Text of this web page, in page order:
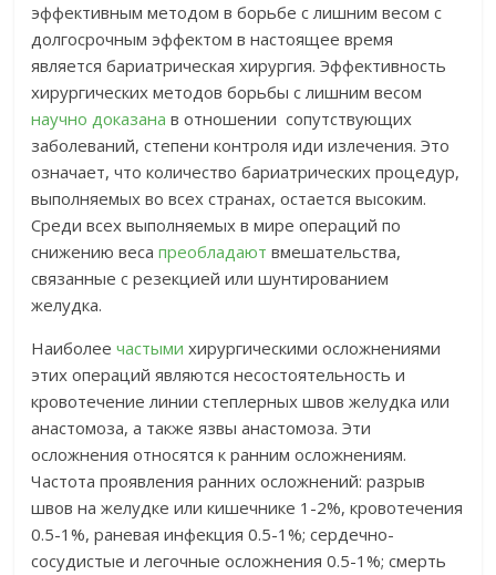
эффективным методом в борьбе с лишним весом с
долгосрочным эффектом в настоящее время
является бариатрическая хирургия. Эффективность
хирургических методов борьбы с лишним весом
научно доказана в отношении сопутствующих
заболеваний, степени контроля иди излечения. Это
означает, что количество бариатрических процедур,
выполняемых во всех странах, остается высоким.
Среди всех выполняемых в мире операций по
снижению весапреобладаютвмешательства,
связанные с резекцией или шунтированием
желудка.
Наиболеечастымихирургическими осложнениями
этих операций являются несостоятельность и
кровотечение линии степлерных швов желудка или
анастомоза, а также язвы анастомоза. Эти
осложнения относятся к ранним осложнениям.
Частота проявления ранних осложнений: pазрыв
швов на желудке или кишечнике 1-2%, кровотечения
0.5-1%, раневая инфекция 0.5-1%; сердечно-
сосудистые и легочные осложнения 0.5-1%; смерть